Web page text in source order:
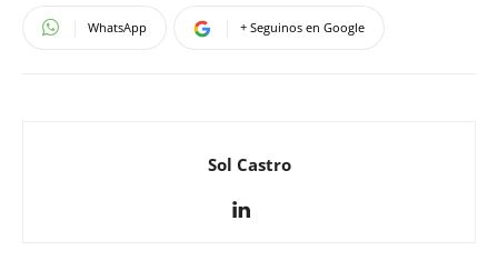
WhatsApp + Seguinos en Google
Sol Castro